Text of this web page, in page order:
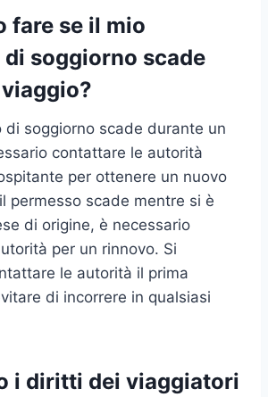
fare se il mio
di soggiorno scade
di soggiorno scade durante un
contattare le autorità
per ottenere un nuovo
permesso scade mentre si è
di origine, è necessario
per un rinnovo. Si
le autorità il prima
di incorrere in qualsiasi
i diritti dei viaggiatori